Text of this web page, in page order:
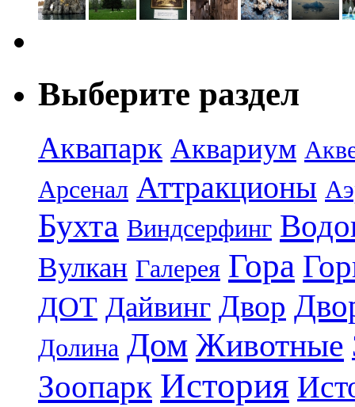
Выберите раздел
Аквапарк Аквариум
Арсенал Аттракционы
Бухта Виндсерфинг
Вулкан Галерея Гора
ДОТ Дайвинг Двор
Долина Дом Животные
Зоопарк История